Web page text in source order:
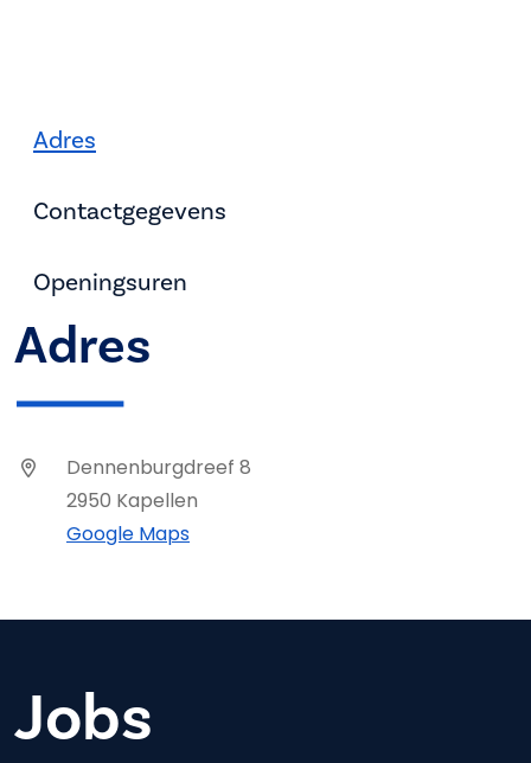
Adres
Contactgegevens
Openingsuren
Adres
Dennenburgdreef 8
2950 Kapellen
Google Maps
Jobs